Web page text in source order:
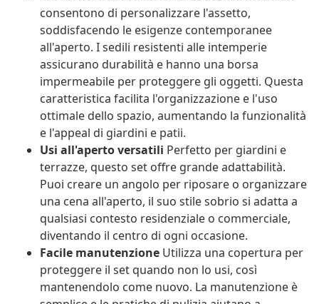
consentono di personalizzare l'assetto,
soddisfacendo le esigenze contemporanee
all'aperto. I sedili resistenti alle intemperie
assicurano durabilità e hanno una borsa
impermeabile per proteggere gli oggetti. Questa
caratteristica facilita l'organizzazione e l'uso
ottimale dello spazio, aumentando la funzionalità
e l'appeal di giardini e patii.
Usi all'aperto versatili Perfetto per giardini e
terrazze, questo set offre grande adattabilità.
Puoi creare un angolo per riposare o organizzare
una cena all'aperto, il suo stile sobrio si adatta a
qualsiasi contesto residenziale o commerciale,
diventando il centro di ogni occasione.
Facile manutenzione Utilizza una copertura per
proteggere il set quando non lo usi, così
mantenendolo come nuovo. La manutenzione è